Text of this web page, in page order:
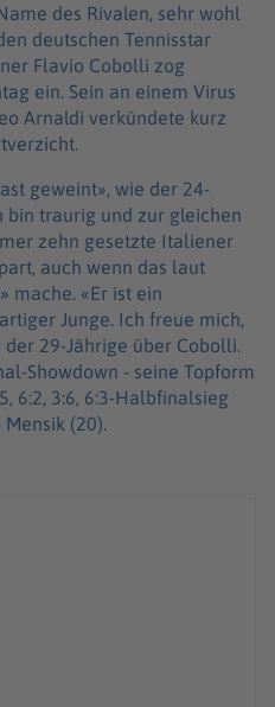
des Rivalen, sehr wohl
deutschen Tennisstar
Flavio Cobolli zog
ein. Sein an einem Virus
Arnaldi verkündete kurz
geweint», wie der 24-
traurig und zur gleichen
zehn gesetzte Italiener
auch wenn das laut
mache. «Er ist ein
Junge. Ich freue mich,
29-Jährige über Cobolli.
Showdown - seine Topform
6:2, 3:6, 6:3-Halbfinalsieg
(20).